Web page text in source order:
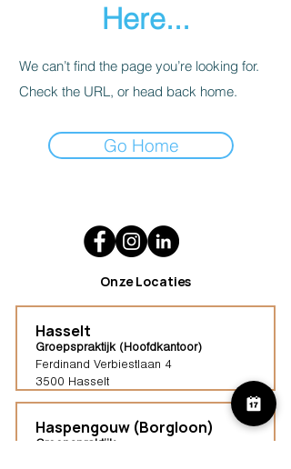
Here...
We can’t find the page you’re looking for.
Check the URL, or head back home.
Go Home
Onze Locaties
Hasselt
Groepspraktijk (Hoofdkantoor)
Ferdinand Verbiestlaan 4
3500 Hasselt
Haspengouw (Borgloon)